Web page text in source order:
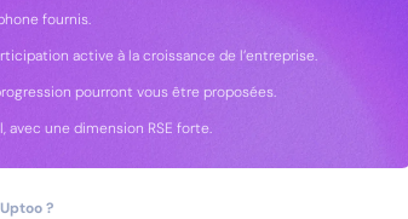
fournis.
active à la croissance de l’entreprise.
pourront vous être proposées.
avec une dimension RSE forte.
?